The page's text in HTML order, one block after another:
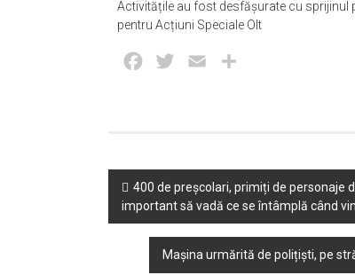
Activitățile au fost desfășurate cu sprijinul
pentru Acțiuni Speciale Olt
Facebook
Twitter Email
Post
navigation
400 de preșcolari, primiți de personaje
important să vadă ce se întâmplă când
Mașina urmărită de polițiști, pe